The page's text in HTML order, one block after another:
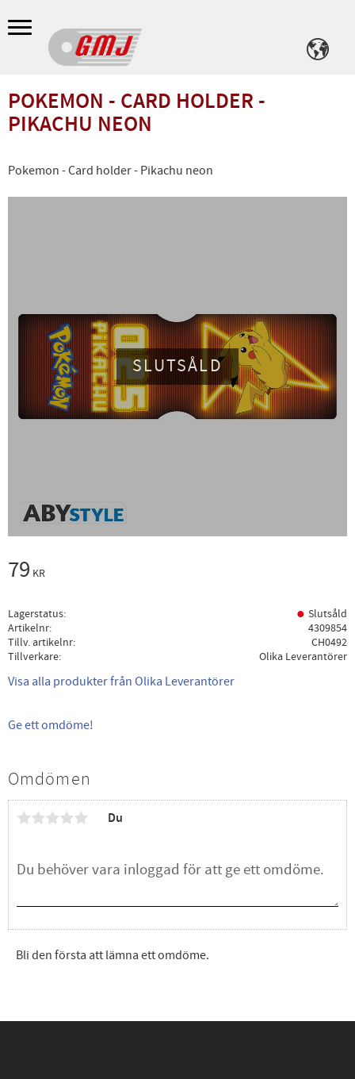
Meny
POKEMON - CARD HOLDER -
PIKACHU NEON
Pokemon - Card holder - Pikachu neon
SLUTSÅLD
79 KR
Lagerstatus
Slutsåld
Artikelnr
4309854
Tillv. artikelnr
CH0492
Tillverkare
Olika Leverantörer
Visa alla produkter från Olika Leverantörer
Ge ett omdöme!
Omdömen
Du
Bli den första att lämna ett omdöme.